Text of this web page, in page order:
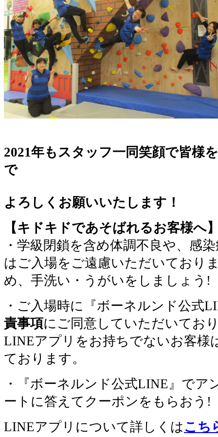
2021年もスタッフ一同笑顔で皆様
で
よろしくお願いいたします！
【キドキドであそばれるお客様へ
・学級閉鎖を含め体調不良や、感
はご入場をご遠慮いただいており
め、手洗い・うがいをしましょう!
・ご入場時に『ボーネルンド公式
責事項にご同意していただいてお
LINEアプリをお持ちでないお客様
ております。
・『ボーネルンド公式LINE』でア
ートに答えてクーポンをもらおう!
LINEアプリについて詳しくは こち